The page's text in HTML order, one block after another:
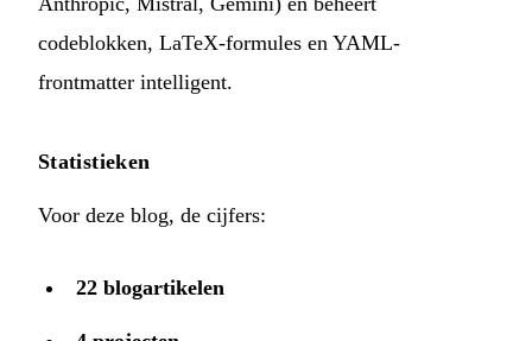
codeblokken, LaTeX-formules en YAML-
frontmatter intelligent.
Statistieken
Voor deze blog, de cijfers:
22 blogartikelen